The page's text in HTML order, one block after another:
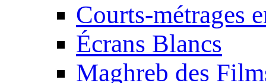
Courts-métrages
Écrans Blancs
Maghreb des